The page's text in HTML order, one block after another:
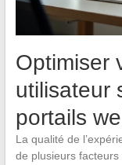
Optimiser
utilisateur
portails
La qualité de
de plusieurs